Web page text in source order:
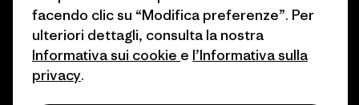
© 2026 Patagonia, Inc. All Rights Reserved.
facendo clic su “Modifica preferenze”. Per
ulteriori dettagli, consulta la nostra
Informativa sui cookie e l’Informativa sulla
privacy.